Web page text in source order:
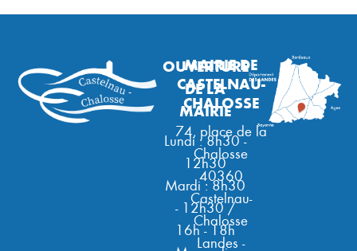
MAIRIE DE
CASTELNAU-
CHALOSSE
74, place de la
Chalosse
40360
Castelnau-
Chalosse
Landes -
OUVERTURE
DE LA
MAIRIE
Lundi : 8h30 -
12h30
Mardi : 8h30
- 12h30 /
16h - 18h